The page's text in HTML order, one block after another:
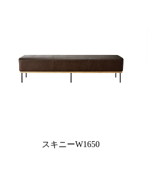
スキニーW1650